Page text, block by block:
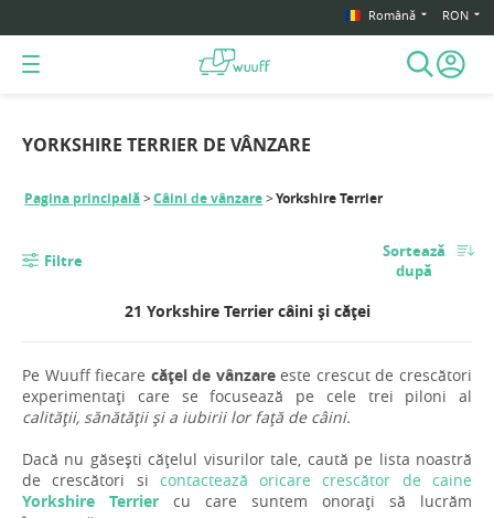
Română RON
YORKSHIRE TERRIER DE VÂNZARE
Pagina principală Câini de vânzare Yorkshire Terrier
Filtre
Sortează
după
21 Yorkshire Terrier câini și căței
Pe Wuuff fiecare cățel de vânzareeste crescut de crescători
experimentați care se focusează pe cele trei piloni al
calității, sănătății și a iubirii lor față de câini.
Dacă nu găsești cățelul visurilor tale, caută pe lista noastră
de crescători si contactează oricare crescător de caine
Yorkshire Terrier cu care suntem onorați să lucrăm